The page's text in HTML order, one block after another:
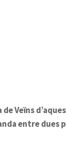
de Veïns
entre